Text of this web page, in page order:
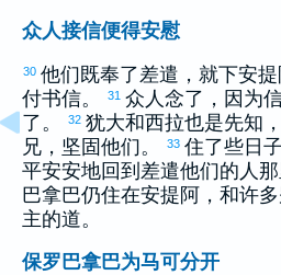
众人接信便得安慰
30 他们既奉了差遣，就下安
付书信。
31 众人念了，因为
了。
32 犹大和西拉也是先知
兄，坚固他们。
33 住了些日
平安安地回到差遣他们的人那
巴拿巴仍住在安提阿 ，和许
主的道。
保罗巴拿巴为马可分开